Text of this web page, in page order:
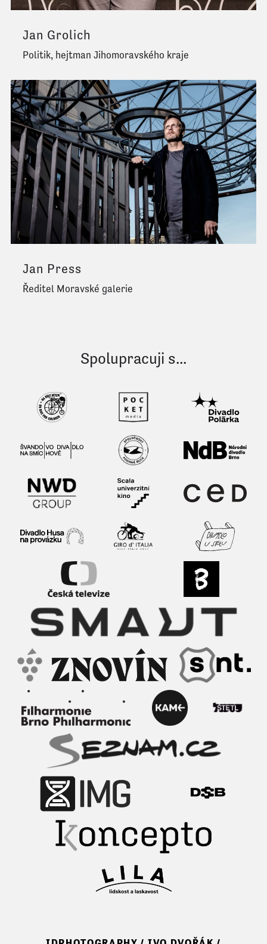
Jan Grolich
Politik, hejtman Jihomoravského kraje
Jan Press
Ředitel Moravské galerie
Spolupracuji s...